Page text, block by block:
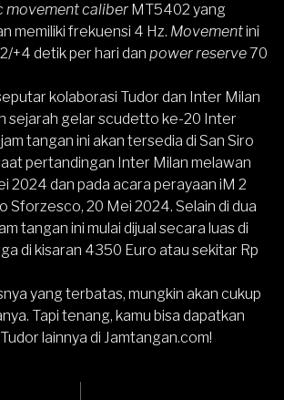
movement caliber MT5402 yang
memiliki frekuensi 4 Hz. Movementini
+4 detik per hari dan power reserve70
kolaborasi Tudor dan Inter Milan
sejarah gelar scudetto ke-20 Inter
tangan ini akan tersedia di San Siro
pertandingan Inter Milan melawan
2024 dan pada acara perayaan iM 2
Sforzesco, 20 Mei 2024. Selain di dua
tangan ini mulai dijual secara luas di
di kisaran 4350 Euro atau sekitar Rp
yang terbatas, mungkin akan cukup
Tapi tenang, kamu bisa dapatkan
lainnya di Jamtangan.com!